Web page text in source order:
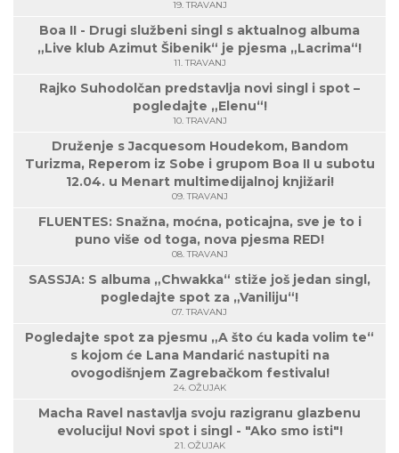
19. TRAVANJ
Boa II - Drugi službeni singl s aktualnog albuma
„Live klub Azimut Šibenik“ je pjesma „Lacrima“!
11. TRAVANJ
Rajko Suhodolčan predstavlja novi singl i spot –
pogledajte „Elenu“!
10. TRAVANJ
Druženje s Jacquesom Houdekom, Bandom
Turizma, Reperom iz Sobe i grupom Boa II u subotu
12.04. u Menart multimedijalnoj knjižari!
09. TRAVANJ
FLUENTES: Snažna, moćna, poticajna, sve je to i
puno više od toga, nova pjesma RED!
08. TRAVANJ
SASSJA: S albuma „Chwakka“ stiže još jedan singl,
pogledajte spot za „Vaniliju“!
07. TRAVANJ
Pogledajte spot za pjesmu „A što ću kada volim te“
s kojom će Lana Mandarić nastupiti na
ovogodišnjem Zagrebačkom festivalu!
24. OŽUJAK
Macha Ravel nastavlja svoju razigranu glazbenu
evoluciju! Novi spot i singl - "Ako smo isti"!
21. OŽUJAK